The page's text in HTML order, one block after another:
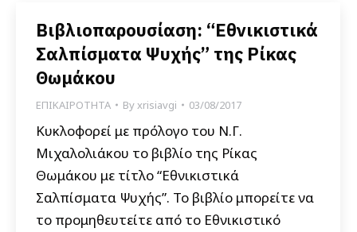
Βιβλιοπαρουσίαση: “Εθνικιστικά
Σαλπίσματα Ψυχής” της Ρίκας
Θωμάκου
ΕΠΙΚΑΙΡΟΤΗΤΑ Byxrisiavgi 03/08/2017
Κυκλοφορεί με πρόλογο του Ν.Γ.
Μιχαλολιάκου το βιβλίο της Ρίκας
Θωμάκου με τίτλο “Εθνικιστικά
Σαλπίσματα Ψυχής”. Το βιβλίο μπορείτε να
το προμηθευτείτε από το Εθνικιστικό